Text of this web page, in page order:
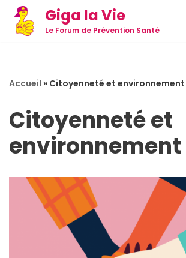
Aller
Giga la Vie
Le Forum de Prévention Santé
Accueil » Citoyenneté et environnement
Citoyenneté et
environnement